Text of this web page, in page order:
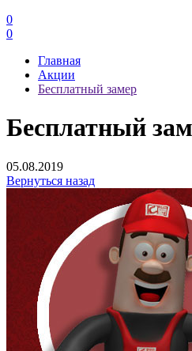
0
0
Главная
Акции
Бесплатный замер
Бесплатный
05.08.2019
Вернуться назад